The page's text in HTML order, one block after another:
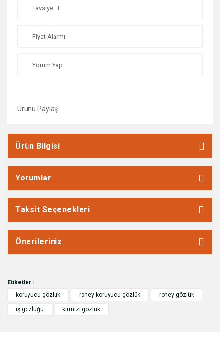
Tavsiye Et
Fiyat Alarmı
Yorum Yap
Ürünü Paylaş
Ürün Bilgisi
Yorumlar
Taksit Seçenekleri
Önerileriniz
Etiketler :
koruyucu gözlük
roney koruyucu gözlük roney gözlük
iş gözlüğü kırmızı gözlük